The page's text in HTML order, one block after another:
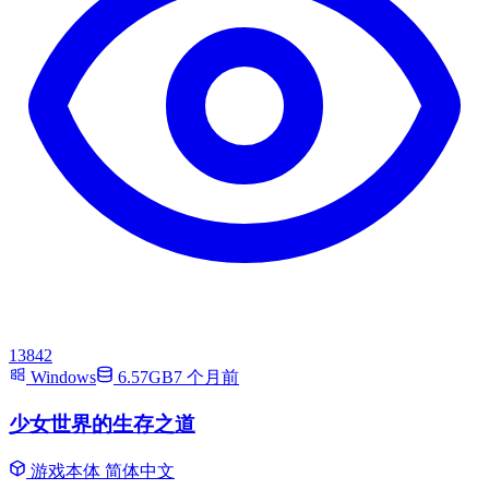
13842
Windows
6.57GB7 个月前
少女世界的生存之道
游戏本体 简体中文